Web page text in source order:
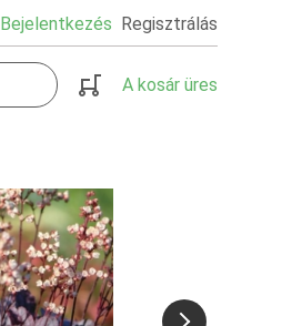
Bejelentkezés Regisztrálás
A kosár üres